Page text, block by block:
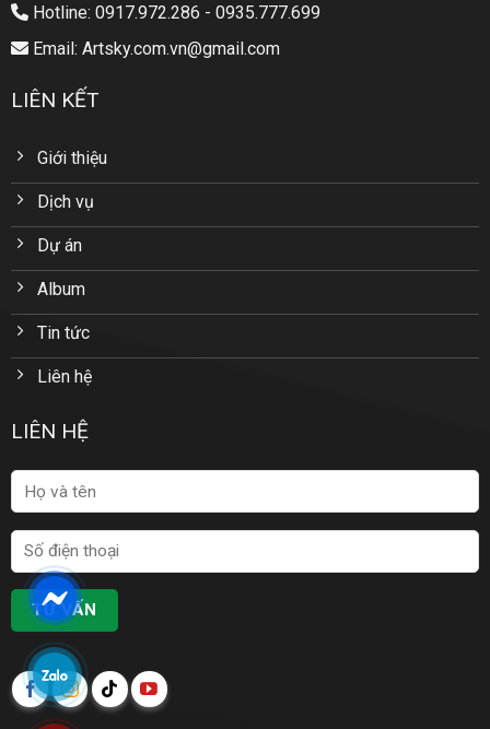
Hotline: 0917.972.286 - 0935.777.699
Email: Artsky.com.vn@gmail.com
LIÊN KẾT
Giới thiệu
Dịch vụ
Dự án
Album
Tin tức
Liên hệ
LIÊN HỆ